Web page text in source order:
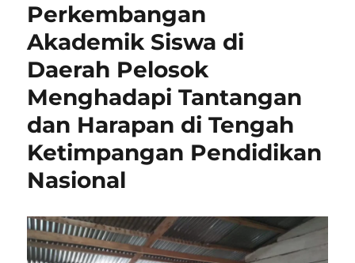
Perkembangan
Akademik Siswa di
Daerah Pelosok
Menghadapi Tantangan
dan Harapan di Tengah
Ketimpangan Pendidikan
Nasional